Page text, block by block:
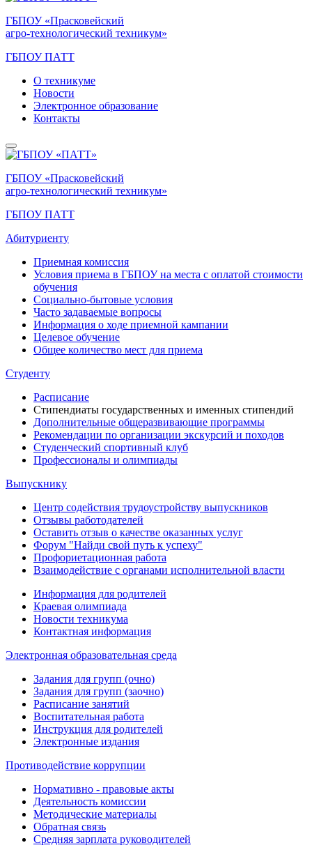
ГБПОУ «Прасковейский
агро-технологический техникум»
ГБПОУ ПАТТ
О техникуме
Новости
Электронное образование
Контакты
ГБПОУ «Прасковейский
агро-технологический техникум»
ГБПОУ ПАТТ
Абитуриенту
Приемная комиссия
Условия приема в ГБПОУ на места с оплатой стоимости
обучения
Социально-бытовые условия
Часто задаваемые вопросы
Информация о ходе приемной кампании
Целевое обучение
Общее количество мест для приема
Студенту
Расписание
Стипендиаты государственных и именных стипендий
Дополнительные общеразвивающие программы
Рекомендации по организации экскурсий и походов
Студенческий спортивный клуб
Профессионалы и олимпиады
Выпускнику
Центр содействия трудоустройству выпускников
Отзывы работодателей
Оставить отзыв о качестве оказанных услуг
Форум "Найди свой путь к успеху"
Профориетационная работа
Взаимодействие с органами исполнительной власти
Информация для родителей
Краевая олимпиада
Новости техникума
Контактная информация
Электронная образовательная среда
Задания для групп (очно)
Задания для групп (заочно)
Расписание занятий
Воспитательная работа
Инструкция для родителей
Электронные издания
Противодействие коррупции
Нормативно - правовые акты
Деятельность комиссии
Методические материалы
Обратная связь
Средняя зарплата руководителей